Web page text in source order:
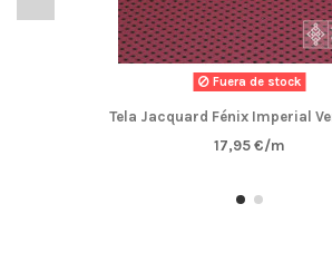
Fuera de stock
Tela Jacquard Fénix Imperial
17,95 €/m